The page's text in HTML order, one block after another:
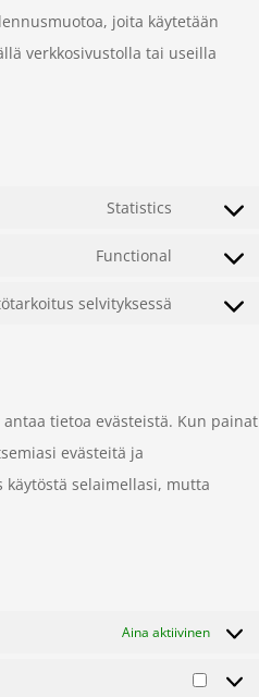
joita käytetään
verkkosivustolla tai useilla
Statistics
Consent
google-
Functional
Consent
selvityksessä
Consent
sekalaista
tietoa evästeistä. Kun painat
evästeitä ja
käytöstä selaimellasi, mutta
Aina aktiivinen